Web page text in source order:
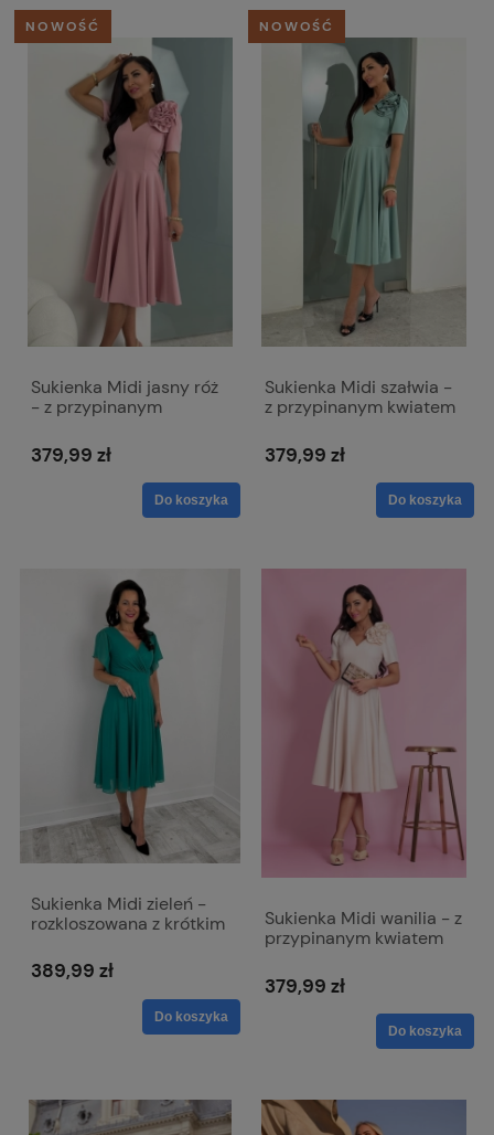
Sukienka Midi jasny róż
- z przypinanym
379,99 zł
Do koszyka
NOWOŚĆ
Sukienka Midi szałwia -
z przypinanym kwiatem
379,99 zł
Do koszyka
NOWOŚĆ
Sukienka Midi zieleń -
rozkloszowana z krótkim
389,99 zł
Do koszyka
Sukienka Midi wanilia - z
przypinanym kwiatem
379,99 zł
Do koszyka